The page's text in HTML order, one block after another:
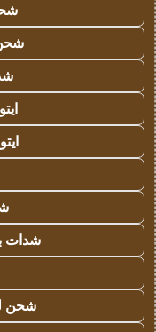
شحن
شدات
شحن